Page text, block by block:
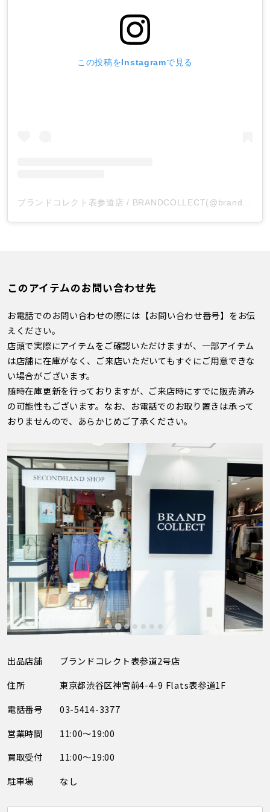
この投稿をInstagramで見る
このアイテムのお問い合わせ先
お電話でのお問い合わせの際には【お問い合わせ番号】をお伝
えください。
店頭で実際にアイテムをご確認いただけますが、一部アイテム
は店舗に在庫がなく、ご来店いただいてもすぐにご用意できな
い場合がございます。
随時在庫更新を行っておりますが、ご来店時にすでに販売済み
の可能性もございます。なお、お電話でのお取り置きは承って
おりませんので、あらかじめご了承ください。
出品店舗
ブランドコレクト表参道2号店
住所
東京都渋谷区神宮前4-4-9 Flats表参道1F
電話番号
03-5414-3377
営業時間
11:00～19:00
買取受付
11:00～19:00
駐車場
なし